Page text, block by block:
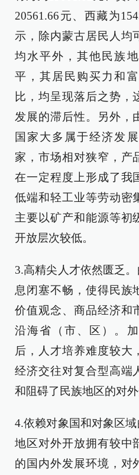
20561.66元、西藏为
示，除内蒙古居民人均
均水平外，其他民族
平，其居民购买力和
比，均呈现落后之势，
发展的滞后性。另外，
国家大多属于经济发
家，市场相对狭窄，产
在一定程度上形成了我
低端和轻工业等劳动密
主要以矿产和能源等初
开放层次较低。
3.高精尖人才依然匮乏
息闭塞不畅，使得民族
价值观念、商品经济和
沿海省（市、区）。
后，人才培养难度较大
经济交往对复合型高端
和阻碍了民族地区的对外
4.依赖对象国和对象区
地区对外开放拥有较中
的国内外发展环境，对